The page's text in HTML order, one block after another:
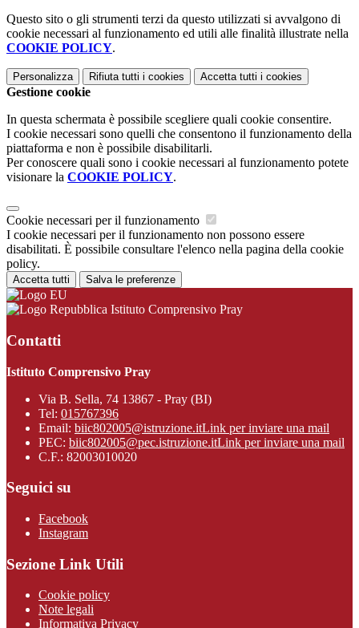
Questo sito o gli strumenti terzi da questo utilizzati si avvalgono di
cookie necessari al funzionamento ed utili alle finalità illustrate nella
COOKIE POLICY.
Personalizza Rifiuta tutti i cookies Accetta tutti i cookies
Gestione cookie
In questa schermata è possibile scegliere quali cookie consentire.
I cookie necessari sono quelli che consentono il funzionamento della
piattaforma e non è possibile disabilitarli.
Per conoscere quali sono i cookie necessari al funzionamento potete
visionare la COOKIE POLICY.
Cookie necessari per il funzionamento
I cookie necessari per il funzionamento non possono essere
disabilitati. È possibile consultare l'elenco nella pagina della cookie
policy.
Accetta tutti Salva le preferenze
Istituto Comprensivo Pray
Contatti
Istituto Comprensivo Pray
Via B. Sella, 74 13867 - Pray (BI)
Tel: 015767396
Email: biic802005@istruzione.itLink per inviare una mail
PEC: biic802005@pec.istruzione.itLink per inviare una mail
C.F.: 82003010020
Seguici su
Facebook
Instagram
Sezione Link Utili
Cookie policy
Note legali
Informativa Privacy